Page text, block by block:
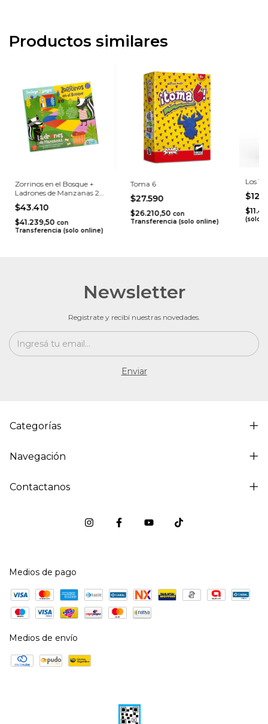
Productos similares
Zorrinos en el Bosque +
Ladrones de Manzanas 2
juegos en 1
$43.410
$41.239,50 con
Transferencia (solo online)
Toma 6
$27.590
$26.210,50 con
Transferencia (solo online)
Los
(solo
Newsletter
Registrate y recibí nuestras novedades.
Categorías
Navegación
Contactanos
Medios de pago
Medios de envío